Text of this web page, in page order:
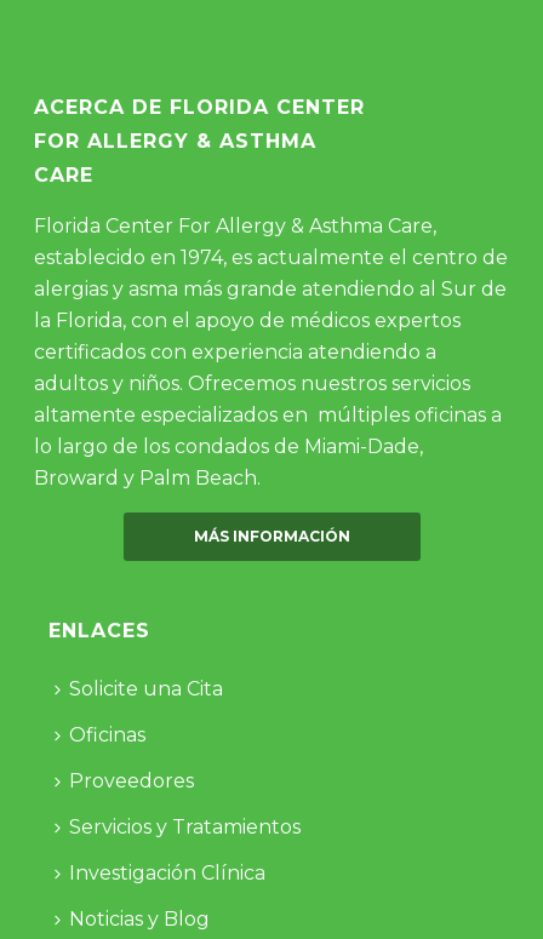
ACERCA DE FLORIDA CENTER
FOR ALLERGY & ASTHMA
CARE
Florida Center For Allergy & Asthma Care,
establecido en 1974, es actualmente el centro de
alergias y asma más grande atendiendo al Sur de
la Florida, con el apoyo de médicos expertos
certificados con experiencia atendiendo a
adultos y niños. Ofrecemos nuestros servicios
altamente especializados en múltiples oficinas a
lo largo de los condados de Miami-Dade,
Broward y Palm Beach.
MÁS INFORMACIÓN
ENLACES
Solicite una Cita
Oficinas
Proveedores
Servicios y Tratamientos
Investigación Clínica
Noticias y Blog